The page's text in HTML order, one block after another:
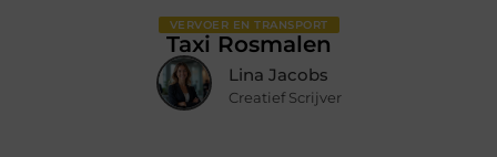
VERVOER EN TRANSPORT
Taxi Rosmalen
Lina Jacobs
Creatief Scrijver